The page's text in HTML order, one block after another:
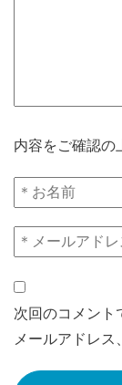
内容をご確認の
次回のコメント
メールアドレス